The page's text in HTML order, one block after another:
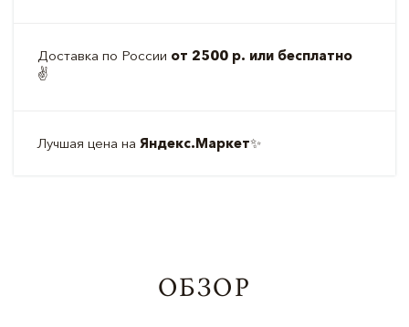
Доставка по России от 2500 р. или бесплатно
✌️
Лучшая цена на Яндекс.Маркет✨
ОБЗОР